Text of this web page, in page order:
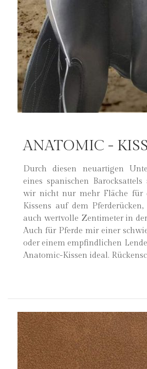
ANATOMIC -
Durch diesen neuartigen
eines spanischen Barocksattels
wir nicht nur mehr Fläche für
Kissens auf dem
auch wertvolle Zentimeter in
Auch für Pferde mir einer
oder einem empfindlichen
Anatomic-Kissen ideal.